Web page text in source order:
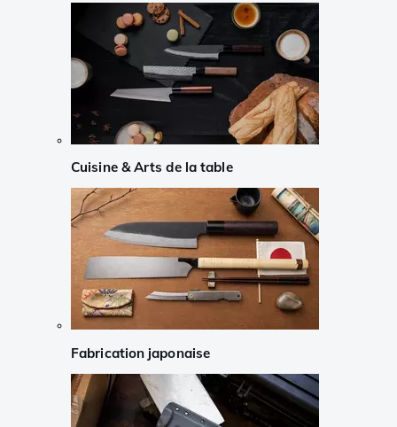
Cuisine & Arts de la table
Fabrication japonaise